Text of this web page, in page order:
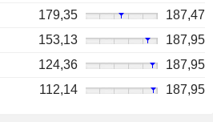
179,35
187,47
153,13
187,95
124,36
187,95
112,14 187,95